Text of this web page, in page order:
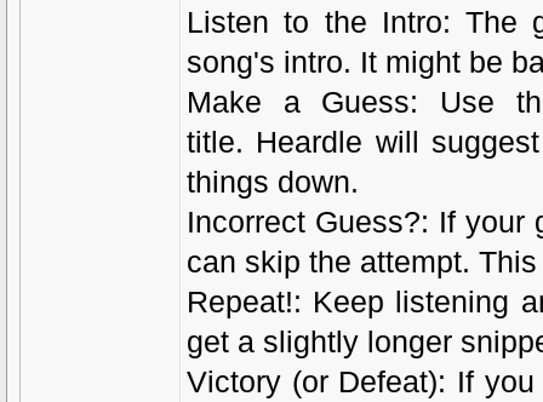
Listen to the Intro: The
song's intro. It might be
Make a Guess: Use
title. Heardle will
things down.
Incorrect Guess?: If your
can skip the attempt.
Repeat!: Keep listening
get a slightly longer
Victory (or Defeat): If